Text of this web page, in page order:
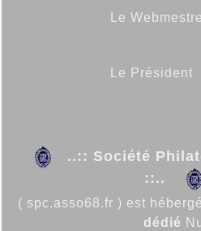
Le Webmestre
Le Président
..:: Société
::..
( spc.asso68.fr ) est
dédié